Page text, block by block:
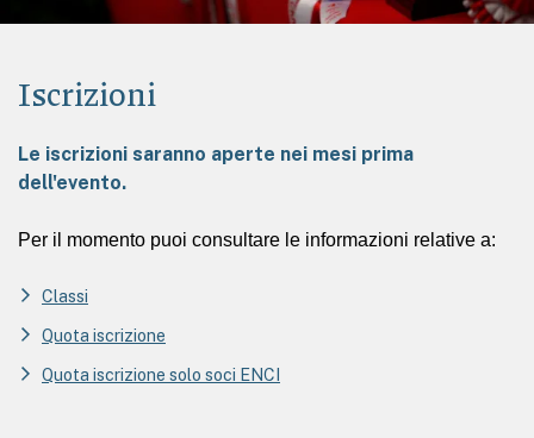
Iscrizioni
Le iscrizioni saranno aperte nei mesi prima
dell'evento.
Per il momento puoi consultare le informazioni relative a:
Classi
Quota iscrizione
Quota iscrizione solo soci ENCI